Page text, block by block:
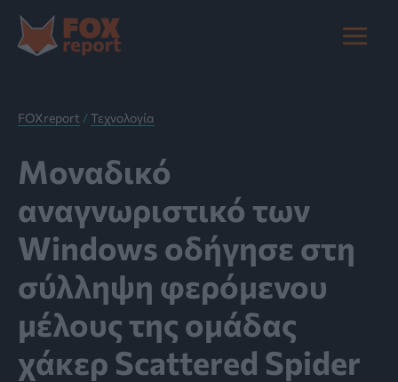
στο
περιεχόμενο
Main
FOXreport /Τεχνολογία
Μοναδικό
αναγνωριστικό των
Windows οδήγησε στη
σύλληψη φερόμενου
μέλους της ομάδας
χάκερ Scattered Spider